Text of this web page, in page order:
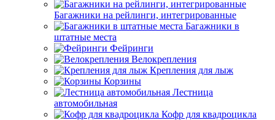
Багажники на рейлинги, интегрированные
Багажники в
штатные места
Фейринги
Велокрепления
Крепления для лыж
Корзины
Лестница
автомобильная
Кофр для квадроцикла